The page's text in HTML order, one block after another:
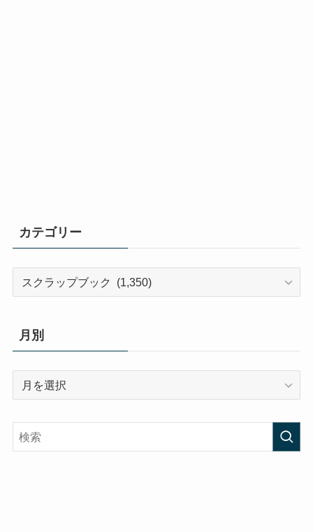
カテゴリー
リ
ー
月別